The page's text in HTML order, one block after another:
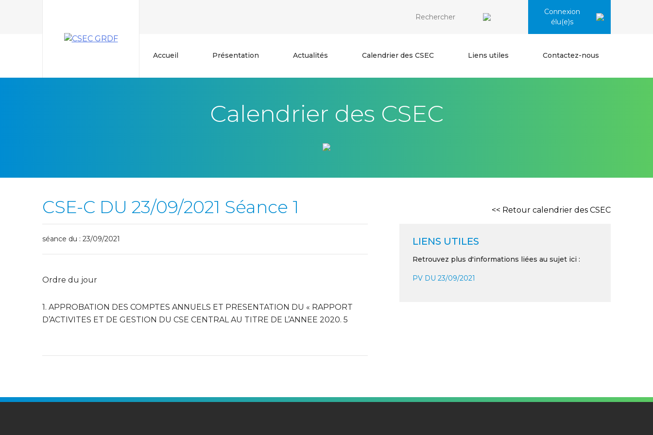
Connexion
élu(e)s
Accueil Présentation Actualités Calendrier des CSEC Liens utiles Contactez-nous
Calendrier des CSEC
CSE-C DU 23/09/2021 Séance 1 << Retour calendrier des CSEC
séance du : 23/09/2021
Ordre du jour
1. APPROBATION DES COMPTES ANNUELS ET PRESENTATION DU « RAPPORT
D’ACTIVITES ET DE GESTION DU CSE CENTRAL AU TITRE DE L’ANNEE 2020. 5
LIENS UTILES
Retrouvez plus d'informations liées au sujet ici :
PV DU 23/09/2021